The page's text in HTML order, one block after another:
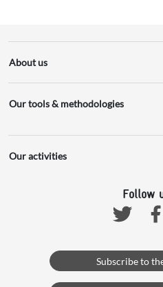
About us
Our tools & methodologies
Our activities
Follow
Twitter
Subscribe to